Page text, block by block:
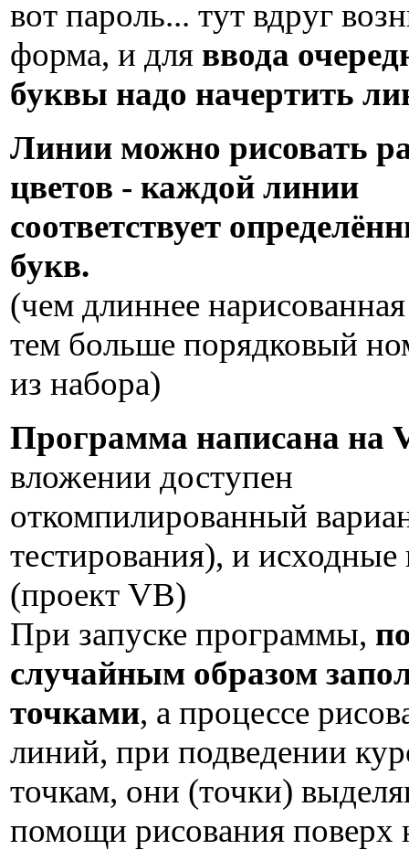
вот пароль... тут вдруг
форма, и для ввода
буквы надо начертить
Линии можно рисовать
цветов - каждой линии
соответствует
букв.
(чем длиннее
тем больше порядковый
из набора)
Программа написана на
вложении доступен
откомпилированный
тестирования), и исходные
(проект VB)
При запуске программы,
случайным образом
точками, а процессе
линий, при подведении
точкам, они (точки)
помощи рисования поверх